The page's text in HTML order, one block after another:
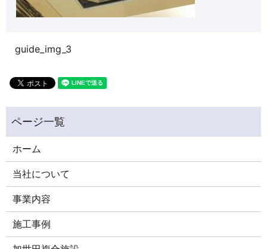
guide_img_3
ホーム
当社について
事業内容
施工事例